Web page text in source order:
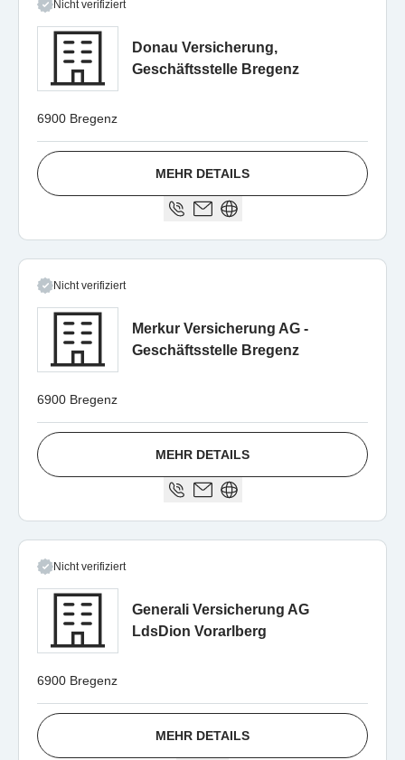
Nicht verifiziert
Donau Versicherung,
Geschäftsstelle Bregenz
6900 Bregenz
MEHR DETAILS
Nicht verifiziert
Merkur Versicherung AG -
Geschäftsstelle Bregenz
6900 Bregenz
MEHR DETAILS
Nicht verifiziert
Generali Versicherung AG
LdsDion Vorarlberg
6900 Bregenz
MEHR DETAILS